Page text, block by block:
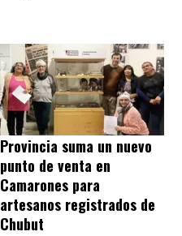
Provincia suma un nuevo
punto de venta en
Camarones para
artesanos registrados de
Chubut